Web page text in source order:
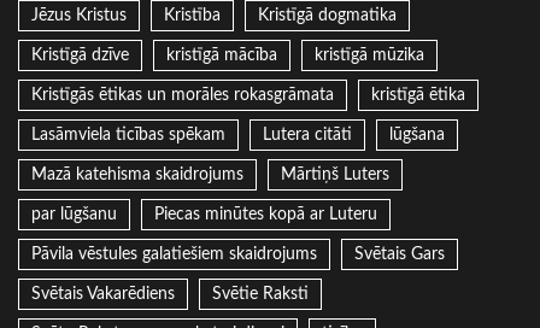
Jēzus Kristus Kristība Kristīgā dogmatika
Kristīgā dzīve kristīgā mācība kristīgā mūzika
Kristīgās ētikas un morāles rokasgrāmata kristīgā ētika
Lasāmviela ticības spēkam Lutera citāti lūgšana
Mazā katehisma skaidrojums Mārtiņš Luters
par lūgšanu Piecas minūtes kopā ar Luteru
Pāvila vēstules galatiešiem skaidrojums Svētais Gars
Svētais Vakarēdiens Svētie Raksti